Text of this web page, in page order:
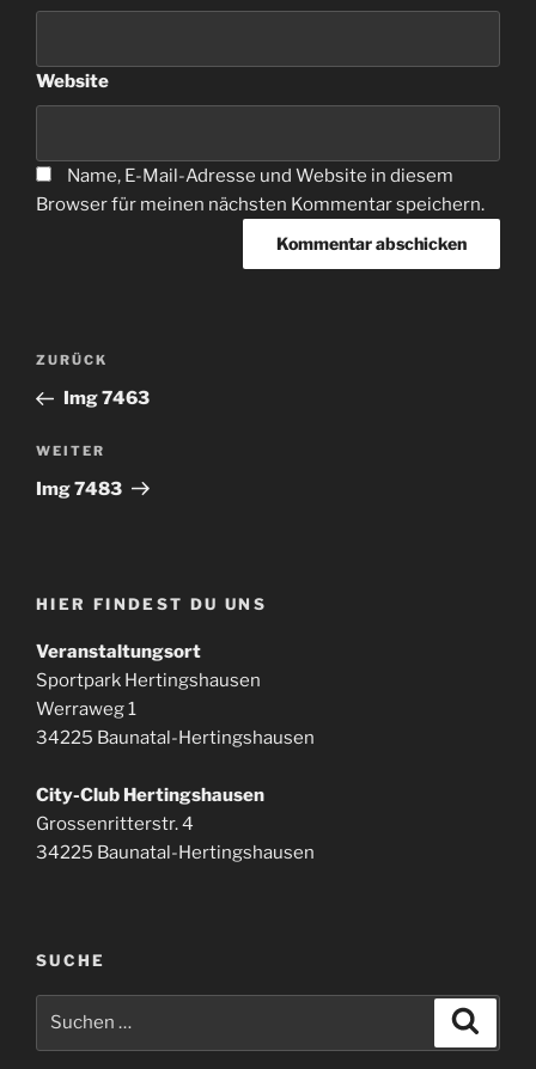
Website
Name, E-Mail-Adresse und Website in diesem
Browser für meinen nächsten Kommentar speichern.
Beitragsnavigation
Vorheriger
Beitrag
ZURÜCK
Img 7463
Nächster
Beitrag
WEITER
Img 7483
HIER FINDEST DU UNS
Veranstaltungsort
Sportpark Hertingshausen
Werraweg 1
34225 Baunatal-Hertingshausen
City-Club Hertingshausen
Grossenritterstr. 4
34225 Baunatal-Hertingshausen
SUCHE